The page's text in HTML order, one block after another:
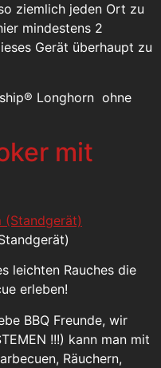
ziemlich jeden Ort zu
mindestens 2
Gerät überhaupt zu
Longhorn ohne
mit
leichten Rauches die
erleben!
BBQ Freunde, wir
!!!) kann man mit
Räuchern,